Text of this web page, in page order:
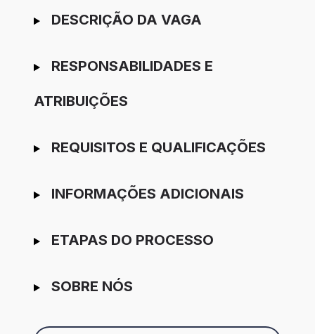
Ir para candidatura
DESCRIÇÃO DA VAGA
RESPONSABILIDADES E
ATRIBUIÇÕES
REQUISITOS E QUALIFICAÇÕES
INFORMAÇÕES ADICIONAIS
ETAPAS DO PROCESSO
SOBRE NÓS